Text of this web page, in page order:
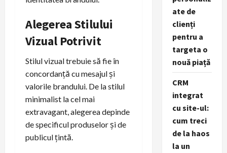
Alegerea Stilului
Vizual Potrivit
Stilul vizual trebuie să fie în
concordanță cu mesajul și
valorile brandului. De la stilul
minimalist la cel mai
extravagant, alegerea depinde
de specificul produselor și de
publicul țintă.
ate de
clienți
pentru a
targeta o
nouă piață
CRM
integrat
cu site-ul:
cum treci
de la haos
la un